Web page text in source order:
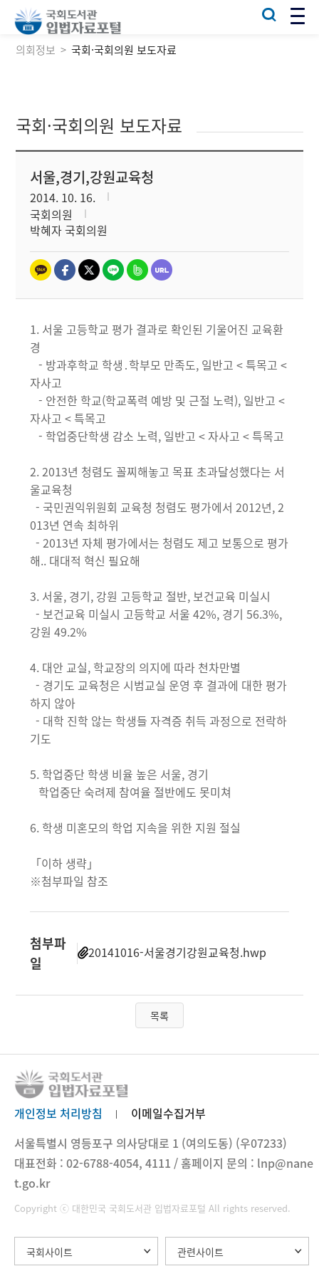
의회정보 국회·국회의원 보도자료
국회·국회의원 보도자료
서울,경기,강원교육청
2014. 10. 16.
국회의원
박혜자 국회의원
1. 서울 고등학교 평가 결과로 확인된 기울어진 교육환
경
- 방과후학교 학생․학부모 만족도, 일반고 < 특목고 <
자사고
- 안전한 학교(학교폭력 예방 및 근절 노력), 일반고 <
자사고 < 특목고
- 학업중단학생 감소 노력, 일반고 < 자사고 < 특목고
2. 2013년 청렴도 꼴찌해놓고 목표 초과달성했다는 서
울교육청
- 국민권익위원회 교육청 청렴도 평가에서 2012년, 2
013년 연속 최하위
- 2013년 자체 평가에서는 청렴도 제고 보통으로 평가
해.. 대대적 혁신 필요해
3. 서울, 경기, 강원 고등학교 절반, 보건교육 미실시
- 보건교육 미실시 고등학교 서울 42%, 경기 56.3%,
강원 49.2%
4. 대안 교실, 학교장의 의지에 따라 천차만별
- 경기도 교육청은 시범교실 운영 후 결과에 대한 평가
하지 않아
- 대학 진학 않는 학생들 자격증 취득 과정으로 전락하
기도
5. 학업중단 학생 비율 높은 서울, 경기
학업중단 숙려제 참여율 절반에도 못미쳐
6. 학생 미혼모의 학업 지속을 위한 지원 절실
「이하 생략」
※첨부파일 참조
첨부파
일
20141016-서울경기강원교육청.hwp
목록
개인정보 처리방침
이메일수집거부
서울특별시 영등포구 의사당대로 1 (여의도동) (우07233)
대표전화 : 02-6788-4054, 4111 / 홈페이지 문의 : lnp@nane
t.go.kr
Copyright ⓒ 대한민국 국회도서관 입법자료포털 All rights reserved.
국회사이트 관련사이트